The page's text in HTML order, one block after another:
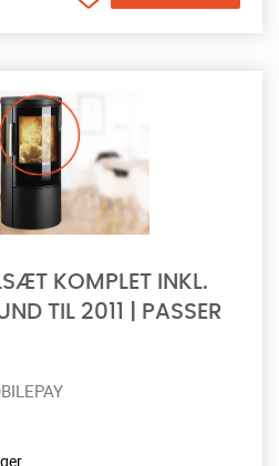
KOMPLET INKL.
TIL 2011 | PASSER